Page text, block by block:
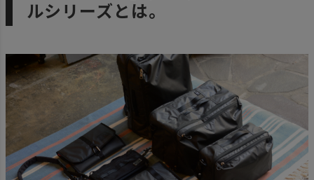
ルシリーズとは。